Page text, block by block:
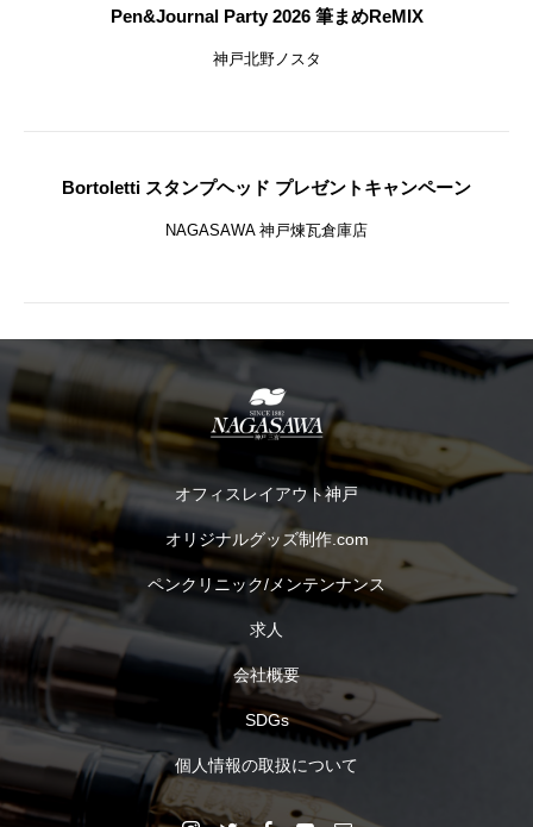
Pen&Journal Party 2026 筆まめReMIX
神戸北野ノスタ
Bortoletti スタンプヘッド プレゼントキャンペーン
NAGASAWA 神戸煉瓦倉庫店
オフィスレイアウト神戸
オリジナルグッズ制作.com
ペンクリニック/メンテンナンス
求人
会社概要
SDGs
個人情報の取扱について